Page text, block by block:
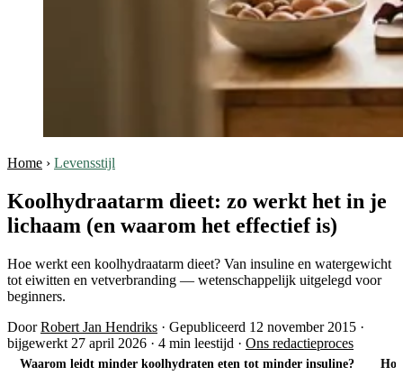
Home › Levensstijl
Koolhydraatarm dieet: zo werkt het in je
lichaam (en waarom het effectief is)
Hoe werkt een koolhydraatarm dieet? Van insuline en watergewicht
tot eiwitten en vetverbranding — wetenschappelijk uitgelegd voor
beginners.
DoorRobert Jan Hendriks · Gepubliceerd 12 november 2015 ·
bijgewerkt 27 april 2026 · 4 min leestijd · Ons redactieproces
Waarom leidt minder koolhydraten eten tot minder insuline?